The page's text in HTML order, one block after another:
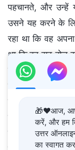
🎁❤️आज, आप
करें, और हम
उत्तर
का स्वागत